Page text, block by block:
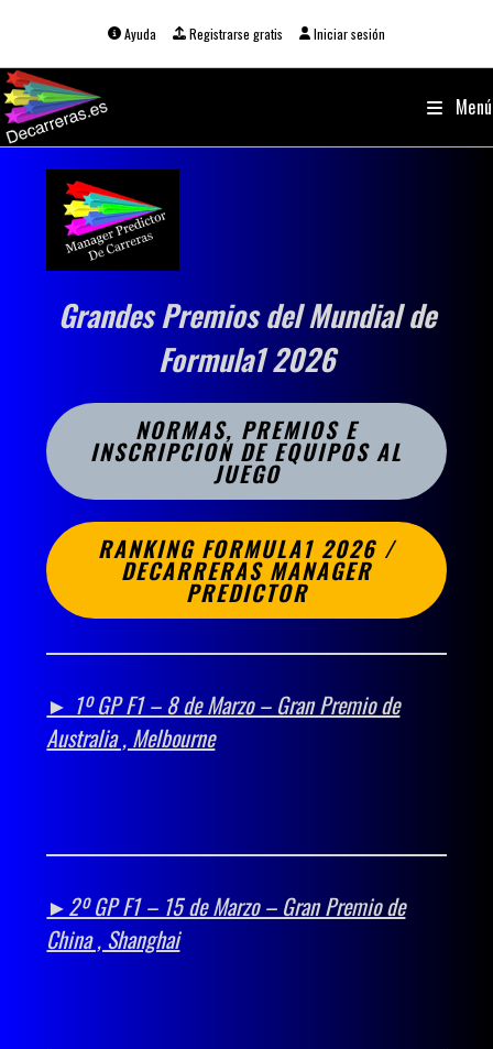
Ayuda Registrarse gratis Iniciar sesión
Menú
Grandes Premios del Mundial de
Formula1 2026
NORMAS, PREMIOS E
INSCRIPCION DE EQUIPOS AL
JUEGO
RANKING FORMULA1 2026 /
DECARRERAS MANAGER
PREDICTOR
► 1º GP F1 – 8 de Marzo – Gran Premio de
Australia , Melbourne
►2º GP F1 – 15 de Marzo – Gran Premio de
China , Shanghai